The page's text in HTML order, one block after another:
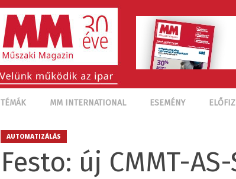
TÉMÁK MM INTERNATIONAL ESEMÉNY
AUTOMATIZÁLÁS
Festo: új CMMT-